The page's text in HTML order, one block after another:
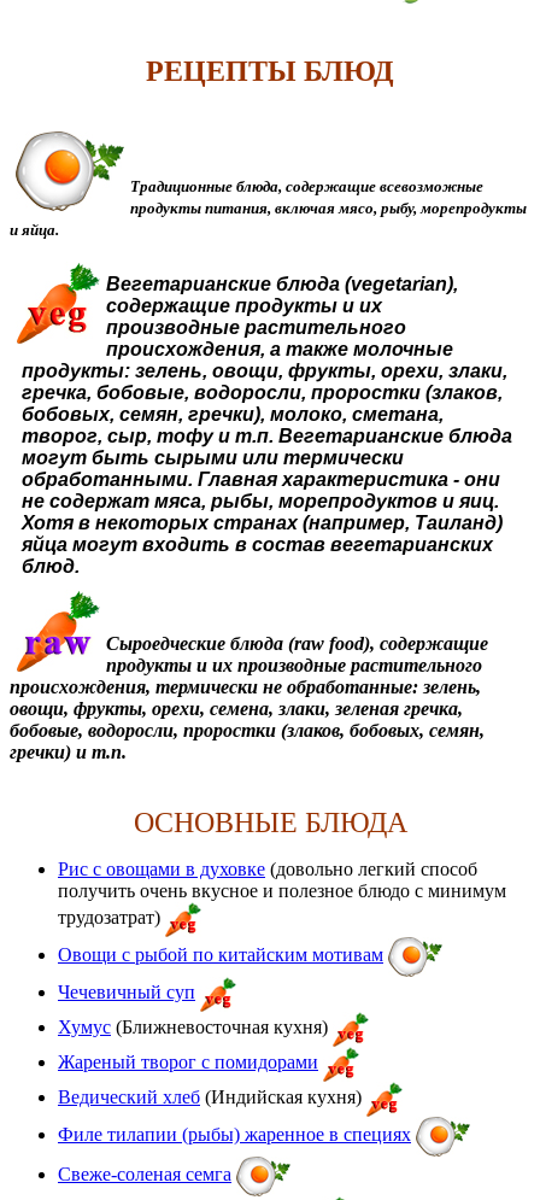
РЕЦЕПТЫ БЛЮД
Традиционные блюда, содержащие всевозможные
продукты питания, включая мясо, рыбу, морепродукты
и яйца.
Вегетарианские блюда (vegetarian),
содержащие продукты и их
производные растительного
происхождения, а также молочные
продукты: зелень, овощи, фрукты, орехи, злаки,
гречка, бобовые, водоросли, проростки (злаков,
бобовых, семян, гречки), молоко, сметана,
творог, сыр, тофу и т.п. Вегетарианские блюда
могут быть сырыми или термически
обработанными. Главная характеристика - они
не содержат мяса, рыбы, морепродуктов и яиц.
Хотя в некоторых странах (например, Таиланд)
яйца могут входить в состав вегетарианских
блюд.
Сыроедческие блюда (raw food), содержащие
продукты и их производные растительного
происхождения, термически не обработанные: зелень,
овощи, фрукты, орехи, семена, злаки, зеленая гречка,
бобовые, водоросли, проростки (злаков, бобовых, семян,
гречки) и т.п.
ОСНОВНЫЕ БЛЮДА
Рис с овощами в духовке (довольно легкий способ
получить очень вкусное и полезное блюдо с минимум
трудозатрат)
Овощи с рыбой по китайским мотивам
Чечевичный суп
Хумус (Ближневосточная кухня)
Жареный творог с помидорами
Ведический хлеб (Индийская кухня)
Филе тилапии (рыбы) жаренное в специях
Свеже-соленая семга